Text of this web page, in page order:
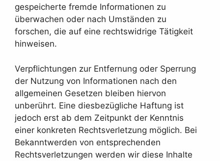
gespeicherte fremde Informationen zu
überwachen oder nach Umständen zu
forschen, die auf eine rechtswidrige Tätigkeit
hinweisen.
Verpflichtungen zur Entfernung oder Sperrung
der Nutzung von Informationen nach den
allgemeinen Gesetzen bleiben hiervon
unberührt. Eine diesbezügliche Haftung ist
jedoch erst ab dem Zeitpunkt der Kenntnis
einer konkreten Rechtsverletzung möglich. Bei
Bekanntwerden von entsprechenden
Rechtsverletzungen werden wir diese Inhalte